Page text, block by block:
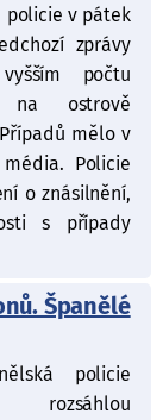
v pátek
zprávy
počtu
na ostrově
mělo v
Policie
o znásilnění,
s případy
Španělé
policie